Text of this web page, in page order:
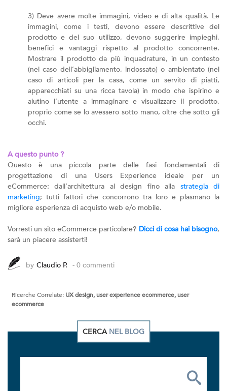
3) Deve avere molte immagini, video e di alta qualità. Le
immagini, come i testi, devono essere descrittive del
prodotto e del suo utilizzo, devono suggerire impieghi,
benefici e vantaggi rispetto al prodotto concorrente.
Mostrare il prodotto da più inquadrature, in un contesto
(nel caso dell’abbigliamento, indossato) o ambientato (nel
caso di articoli per la casa, come un servito di piatti,
apparecchiati su una ricca tavola) in modo che ispirino e
aiutino l’utente a immaginare e visualizzare il prodotto,
proprio come se lo avessero sotto mano, oltre che sotto gli
occhi.
A questo punto ?
Questo è una piccola parte delle fasi fondamentali di
progettazione di una Users Experience ideale per un
eCommerce: dall’architettura al design fino alla strategia di
marketing; tutti fattori che concorrono tra loro e plasmano la
migliore esperienza di acquisto web e/o mobile.
Vorresti un sito eCommerce particolare? Dicci di cosa hai bisogno,
sarà un piacere assisterti!
by Claudio P. - 0 commenti
Ricerche Correlate: UX design, user experience ecommerce, user
ecommerce
CERCA NEL BLOG